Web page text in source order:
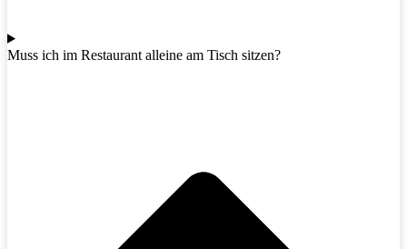
Muss ich im Restaurant alleine am Tisch sitzen?